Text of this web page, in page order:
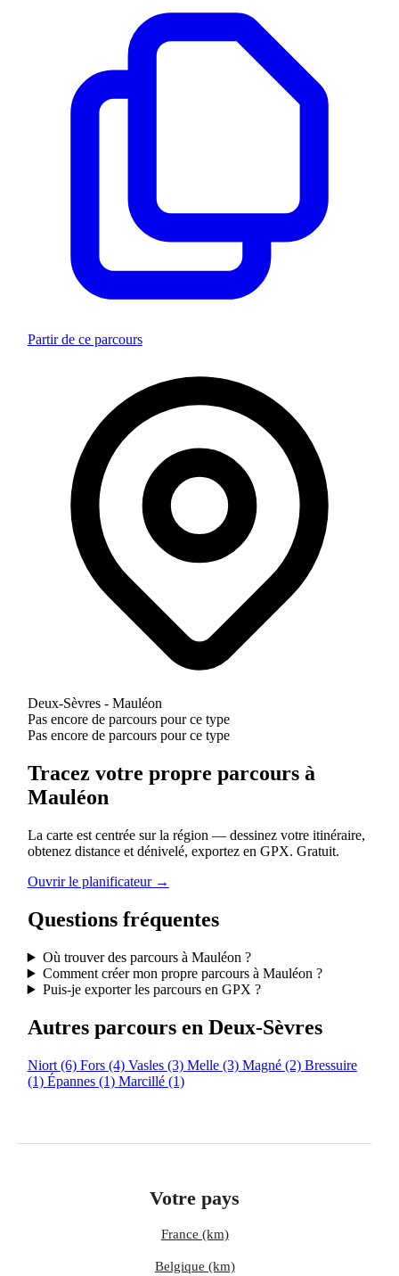
Partir de ce parcours
Deux-Sèvres - Mauléon
Pas encore de parcours pour ce type
Pas encore de parcours pour ce type
Tracez votre propre parcours à
Mauléon
La carte est centrée sur la région — dessinez votre itinéraire,
obtenez distance et dénivelé, exportez en GPX. Gratuit.
Ouvrir le planificateur →
Questions fréquentes
Où trouver des parcours à Mauléon ?
Comment créer mon propre parcours à Mauléon ?
Puis-je exporter les parcours en GPX ?
Autres parcours en Deux-Sèvres
Niort (6) Fors (4) Vasles (3) Melle (3) Magné (2) Bressuire
(1) Épannes (1) Marcillé (1)
Votre pays
France (km)
Belgique (km)